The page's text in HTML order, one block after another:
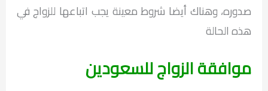
صدوره، وهناك أيضا شروط معينة يجب اتباعها للزواج في
هذه الحالة
موافقة الزواج للسعودين